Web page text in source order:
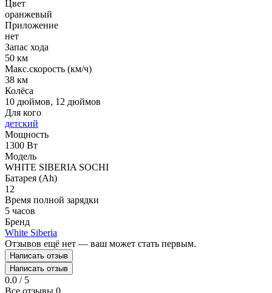
Цвет
оранжевый
Приложение
нет
Запас хода
50 км
Макс.скорость (км/ч)
38 км
Колёса
10 дюймов, 12 дюймов
Для кого
детский
Мощность
1300 Вт
Модель
WHITE SIBERIA SOCHI
Батарея (Ah)
12
Время полной зарядки
5 часов
Бренд
White Siberia
Отзывов ещё нет — ваш может стать первым.
Написать отзыв
Написать отзыв
0.0 / 5
Все отзывы 0